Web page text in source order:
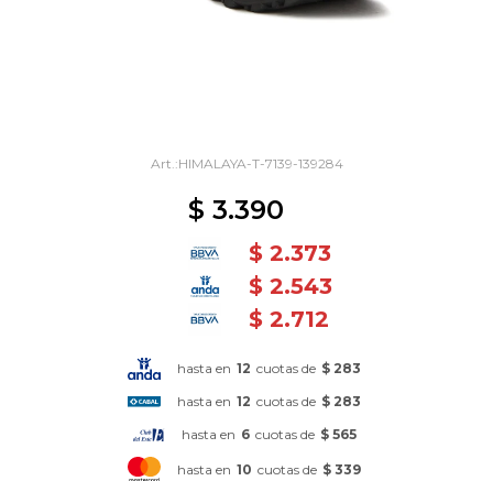
HIMALAYA-T-7139-139284
$ 3.390
$ 2.373
$ 2.543
$ 2.712
hasta en 12 cuotas de $ 283
hasta en 12 cuotas de $ 283
hasta en 6 cuotas de $ 565
hasta en 10 cuotas de $ 339